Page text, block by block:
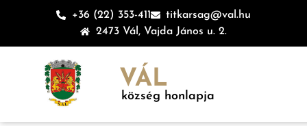
+36 (22) 353-411
titkarsag@val.hu
2473 Vál, Vajda János u. 2.
VÁL
község honlapja